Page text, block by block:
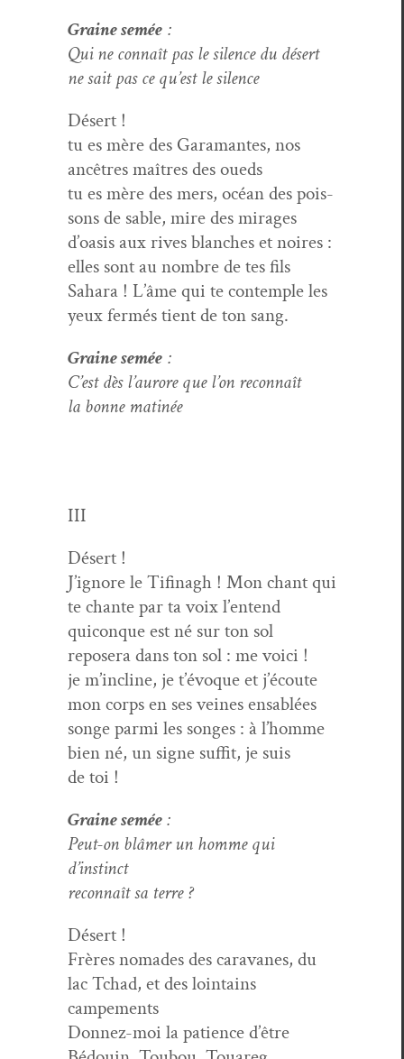
Graine semée:
Qui ne con­naît pas le silence du désert
ne sait pas ce qu’est le silence
Désert !
tu es mère des Gara­mantes, nos
ancêtres maîtres des oueds
tu es mère des mers, océan des pois­
sons de sable, mire des mirages
d’oasis aux rives blanch­es et noires :
elles sont au nom­bre de tes fils
Sahara ! L’âme qui te con­tem­ple les
yeux fer­més tient de ton sang.
Graine semée:
C’est dès l’aurore que l’on reconnaît
la bonne matinée
III
Désert !
J’ignore le Tifi­nagh ! Mon chant qui
te chante par ta voix l’entend
quiconque est né sur ton sol
reposera dans ton sol : me voici !
je m’incline, je t’évoque et j’écoute
mon corps en ses veines ensablées
songe par­mi les songes : à l’homme
bien né, un signe suf­fit, je suis
de toi !
Graine semée:
Peut-on blâmer un homme qui
d’instinct
recon­naît sa terre ?
Désert !
Frères nomades des car­a­vanes, du
lac Tchad, et des loin­tains
campements
Don­nez-moi la patience d’être